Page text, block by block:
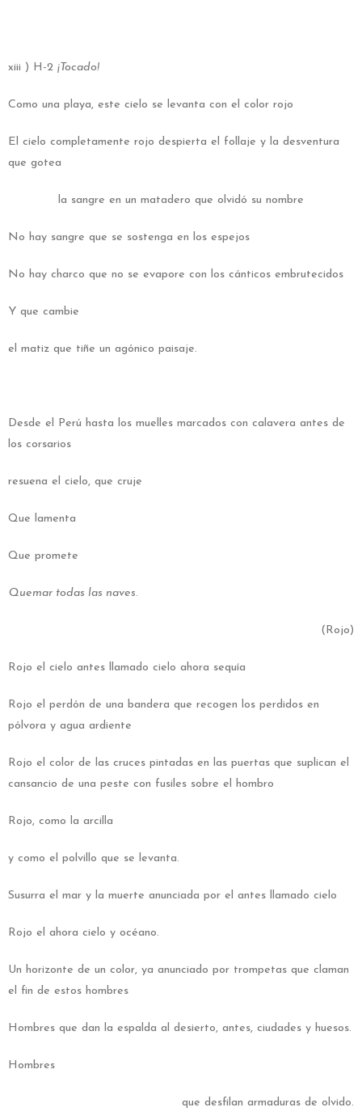
xiii ) H-2 ¡Tocado!
Como una playa, este cielo se levanta con el color rojo
El cielo completamente rojo despierta el follaje y la desventura
que gotea
la sangre en un matadero que olvidó su nombre
No hay sangre que se sostenga en los espejos
No hay charco que no se evapore con los cánticos embrutecidos
Y que cambie
el matiz que tiñe un agónico paisaje.
Desde el Perú hasta los muelles marcados con calavera antes de
los corsarios
resuena el cielo, que cruje
Que lamenta
Que promete
Quemar todas las naves.
(Rojo)
Rojo el cielo antes llamado cielo ahora sequía
Rojo el perdón de una bandera que recogen los perdidos en
pólvora y agua ardiente
Rojo el color de las cruces pintadas en las puertas que suplican el
cansancio de una peste con fusiles sobre el hombro
Rojo, como la arcilla
y como el polvillo que se levanta.
Susurra el mar y la muerte anunciada por el antes llamado cielo
Rojo el ahora cielo y océano.
Un horizonte de un color, ya anunciado por trompetas que claman
el fin de estos hombres
Hombres que dan la espalda al desierto, antes, ciudades y huesos.
Hombres
que desfilan armaduras de olvido.